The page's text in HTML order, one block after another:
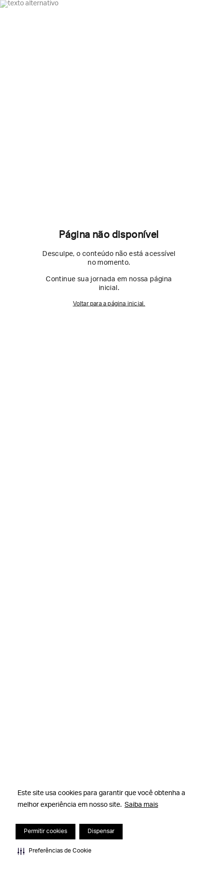
Este site usa cookies para garantir que você obtenha a
melhor experiência em nosso site. Saiba mais
Permitir cookies Dispensar
Preferências de Cookie
Página não disponível
Desculpe, o conteúdo não está acessível
no momento.
Continue sua jornada em nossa página
inicial.
Voltar para a página inicial.